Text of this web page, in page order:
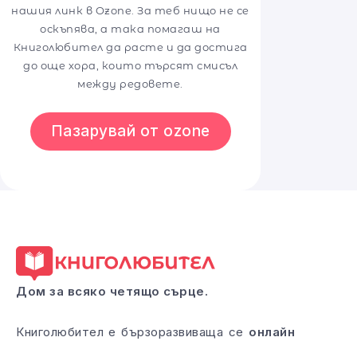
нашия линк в Ozone. За теб нищо не се
оскъпява, а така помагаш на
Книголюбител да расте и да достига
до още хора, които търсят смисъл
между редовете.
Пазарувай от ozone
Дом за всяко четящо сърце.
Книголюбител е бързоразвиваща се онлайн